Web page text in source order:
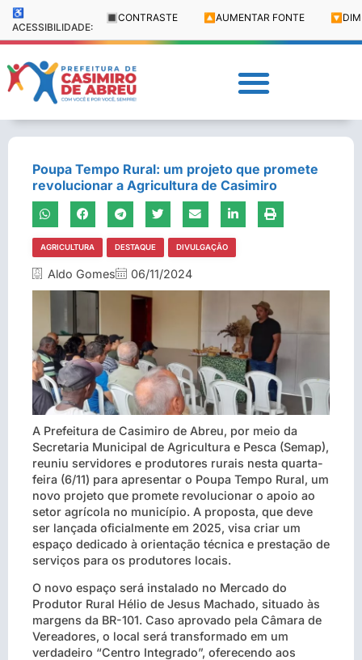
♿
ACESSIBILIDADE:
🔳 CONTRASTE 🔼 AUMENTAR FONTE 🔽
Poupa Tempo Rural: um projeto que promete
revolucionar a Agricultura de Casimiro
AGRICULTURA DESTAQUE DIVULGAÇÃO
Aldo Gomes 06/11/2024
A Prefeitura de Casimiro de Abreu, por meio da
Secretaria Municipal de Agricultura e Pesca (Semap),
reuniu servidores e produtores rurais nesta quarta-
feira (6/11) para apresentar o Poupa Tempo Rural, um
novo projeto que promete revolucionar o apoio ao
setor agrícola no município. A proposta, que deve
ser lançada oficialmente em 2025, visa criar um
espaço dedicado à orientação técnica e prestação de
serviços para os produtores locais.
O novo espaço será instalado no Mercado do
Produtor Rural Hélio de Jesus Machado, situado às
margens da BR-101. Caso aprovado pela Câmara de
Vereadores, o local será transformado em um
verdadeiro “Centro Integrado”, oferecendo aos